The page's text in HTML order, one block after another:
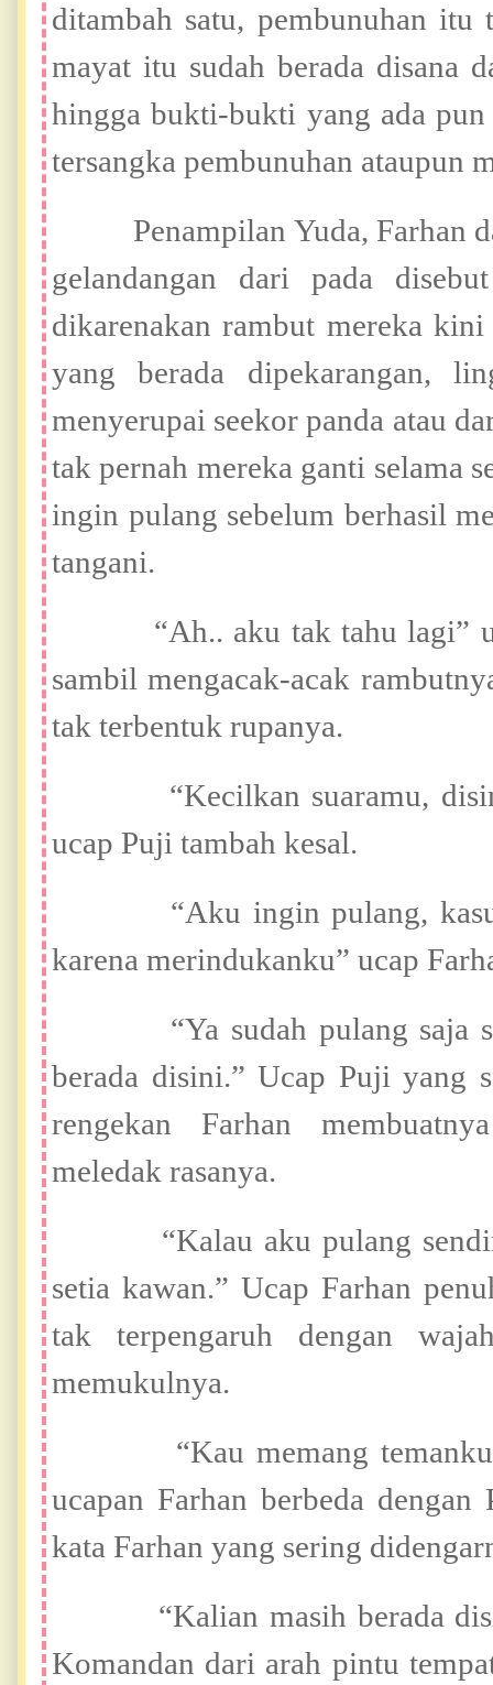
ditambah satu, pembunuhan itu
mayat itu sudah berada disana
hingga bukti-bukti yang ada
tersangka pembunuhan ataupun
Penampilan Yuda, Farhan
gelandangan dari pada
dikarenakan rambut mereka
yang berada dipekarangan,
menyerupai seekor panda atau
tak pernah mereka ganti selama
ingin pulang sebelum berhasil
tangani.
“Ah.. aku tak tahu lagi”
sambil mengacak-acak
tak terbentuk rupanya.
“Kecilkan suaramu, disini
ucap Puji tambah kesal.
“Aku ingin pulang,
karena merindukanku” ucap
“Ya sudah pulang saja
berada disini.” Ucap Puji yang
rengekan Farhan
meledak rasanya.
“Kalau aku pulang sendiri
setia kawan.” Ucap Farhan
tak terpengaruh dengan
memukulnya.
“Kau memang temanku.”
ucapan Farhan berbeda
kata Farhan yang sering
“Kalian masih berada
Komandan dari arah pintu